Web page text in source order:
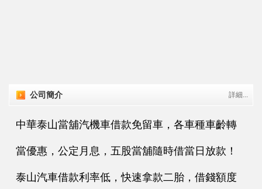
公司簡介 詳細...
中華泰山當舖汽機車借款免留車，各車種車齡轉
當優惠，公定月息，五股當舖隨時借當日放款！
泰山汽車借款利率低，快速拿款二胎，借錢額度